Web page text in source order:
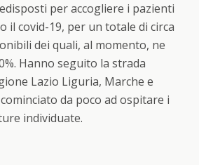
per accogliere i pazienti
il covid-19, per un totale di circa
dei quali, al momento, ne
Hanno seguito la strada
Lazio Liguria, Marche e
da poco ad ospitare i
individuate.